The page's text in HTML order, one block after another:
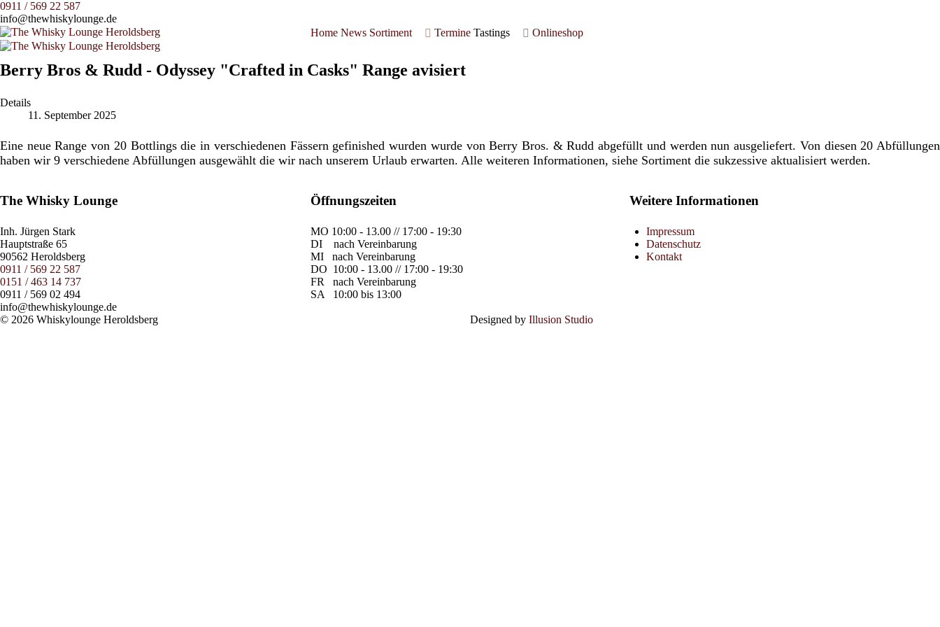
0911 / 569 22 587
info@thewhiskylounge.de
Home News Sortiment Termine Tastings Onlineshop
Berry Bros & Rudd - Odyssey "Crafted in Casks" Range avisiert
Details
11. September 2025
Eine neue Range von 20 Bottlings die in verschiedenen Fässern gefinished wurden wurde von Berry Bros. & Rudd abgefüllt und werden nun ausgeliefert. Von diesen 20 Abfüllungen
haben wir 9 verschiedene Abfüllungen ausgewählt die wir nach unserem Urlaub erwarten. Alle weiteren Informationen, siehe Sortiment die sukzessive aktualisiert werden.
The Whisky Lounge
Inh. Jürgen Stark
Hauptstraße 65
90562 Heroldsberg
0911 / 569 22 587
0151 / 463 14 737
0911 / 569 02 494
info@thewhiskylounge.de
Öffnungszeiten
MO 10:00 - 13.00 // 17:00 - 19:30
DI
nach Vereinbarung
MI
nach Vereinbarung
DO 10:00 - 13.00 // 17:00 - 19:30
FR
nach Vereinbarung
SA
10:00 bis 13:00
Weitere Informationen
Impressum
Datenschutz
Kontakt
© 2026 Whiskylounge Heroldsberg Designed by Illusion Studio